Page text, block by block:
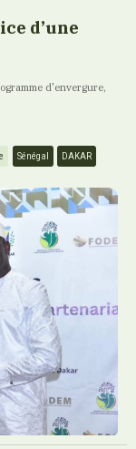
d’une
d'envergure,
Sénégal DAKAR